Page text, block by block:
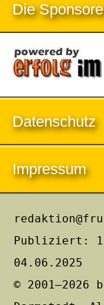
Die
Datenschutz
Impressum
Publiziert:
04.06.2025
© 2001–2026